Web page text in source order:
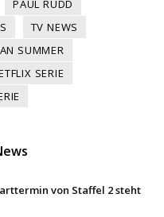
PAUL RUDD
TV NEWS
SUMMER
SERIE
von Staffel 2 steht